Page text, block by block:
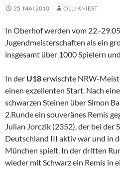
25. MAI 2010 OLLI KNIEST
In Oberhof werden vom 22.-
Jugendmeisterschaften als ein
insgesamt über 1000 Spielern
In der U18erwischte NRW-
einen exzellenten Start. Nach
schwarzen Steinen über Simon
2.Runde ein souveränes Remis
Julian Jorczik (2352), der bei der
Deutschland III aktiv war und in
München spielt. In der dritten
wieder mit Schwarz ein Remis in